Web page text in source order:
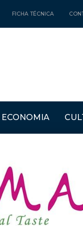
FICHA TÉCNICA
ECONOMIA
JOSÉ MOURA"